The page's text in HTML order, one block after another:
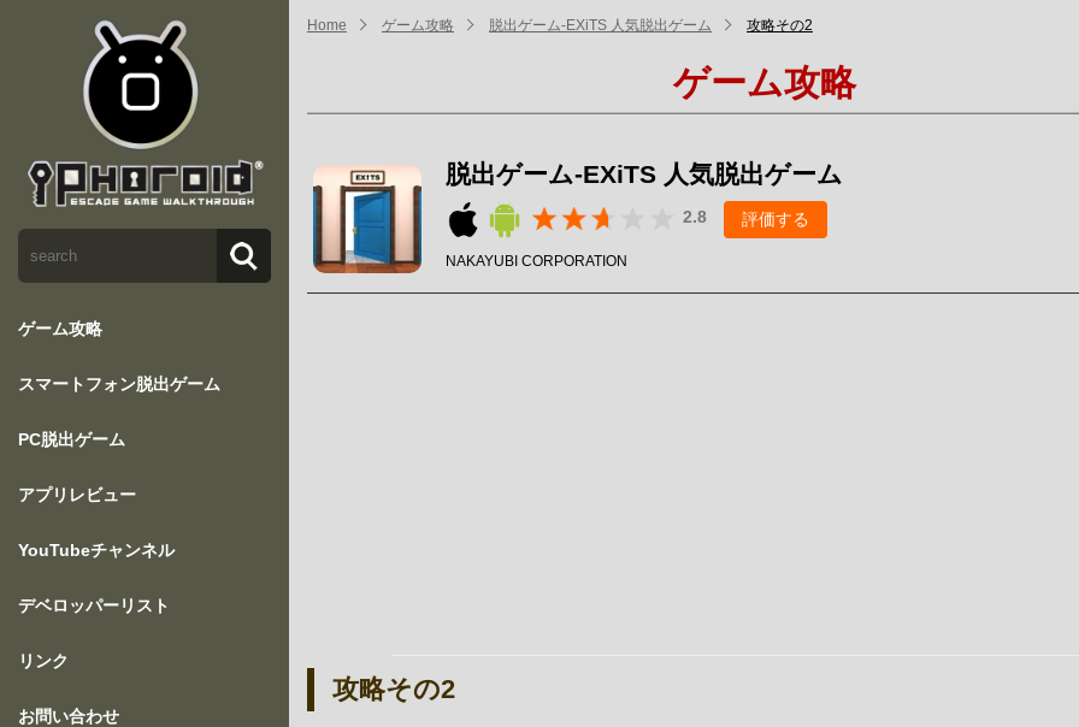
ゲーム攻略
スマートフォン脱出ゲーム
PC脱出ゲーム
アプリレビュー
YouTubeチャンネル
デベロッパーリスト
リンク
お問い合わせ
Home ゲーム攻略 脱出ゲーム-EXiTS 人気脱出ゲーム 攻略その2
ゲーム攻略
脱出ゲーム-EXiTS 人気脱出ゲーム
2.8 評価する
NAKAYUBI CORPORATION
攻略その2